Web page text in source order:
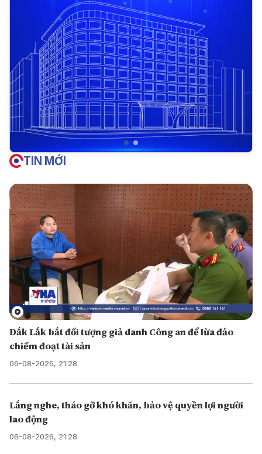
TIN MỚI
Đắk Lắk bắt đối tượng giả danh Công an để lừa đảo
chiếm đoạt tài sản
06-08-2026, 21:28
Lắng nghe, tháo gỡ khó khăn, bảo vệ quyền lợi người
lao động
06-08-2026, 21:28